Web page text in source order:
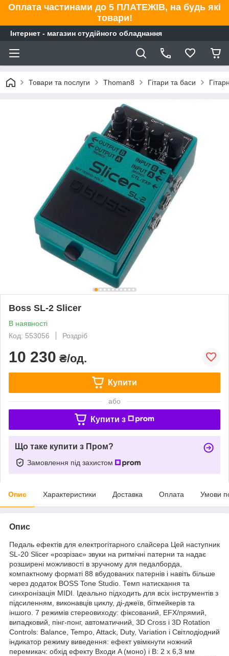
Оплата частинами до 5 ПЛАТЕЖІВ, на будь які
товари!
Інтернет - магазин студійного обладнання
Товари та послуги Thoman8 Гітари та баси
Boss SL-2 Slicer
В наявності
Код: 553056
Роздріб
10 230 ₴/од.
Купити
або
Купити з
Що таке купити з Пром?
Замовлення під захистом
Опис Характеристики Доставка Оплата Умови
Опис
Педаль ефектів для електрогітарного слайсера Цей наступник
SL-20 Slicer «розрізає» звуки на ритмічні патерни та надає
розширені можливості в зручному для педалборда,
компактному форматі 88 вбудованих патернів і навіть більше
через додаток BOSS Tone Studio. Темп натискання та
синхронізація MIDI. Ідеально підходить для всіх інструментів з
підсиленням, виконавців циклу, ді-джеїв, бітмейкерів та
іншого. 7 режимів стереовиходу: фіксований, EFX/прямий,
випадковий, пінг-понг, автоматичний, 3D Cross і 3D Rotation
Controls: Balance, Tempo, Attack, Duty, Variation і Світлодіодний
індикатор режиму виведення: ефект увімкнути ножний
перемикач: обхід ефекту Входи A (моно) і B: 2 x 6,3 мм